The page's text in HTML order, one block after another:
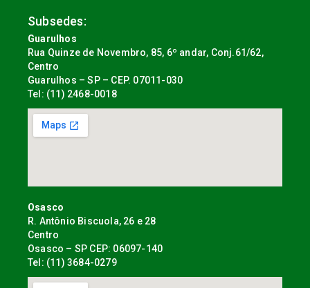
Subsedes:
Guarulhos
Rua Quinze de Novembro, 85, 6º andar, Conj.61/62,
Centro
Guarulhos – SP – CEP. 07011-030
Tel: (11) 2468-0018
Osasco
R. Antônio Biscuola, 26 e 28
Centro
Osasco – SP CEP: 06097-140
Tel: (11) 3684-0279